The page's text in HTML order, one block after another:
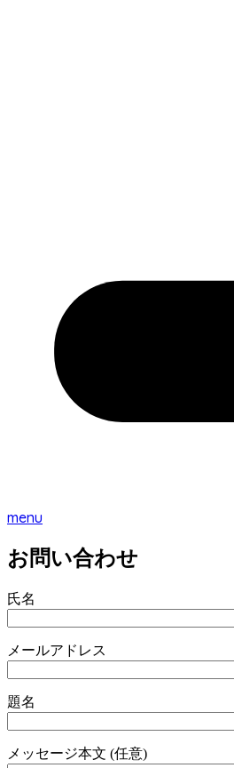
menu
お問い合わせ
氏名
メールアドレス
題名
メッセージ本文 (任意)